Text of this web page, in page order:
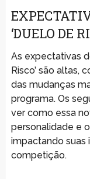
‘DUELO DE
As expectativas
Risco’ são altas,
das mudanças
programa. Os
ver como essa
personalidade e
impactando suas
competição.